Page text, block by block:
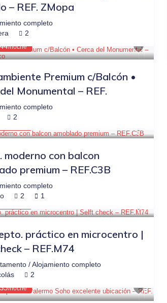
– REF. ZMopa
completo
2
$58
/noche
Premium c/Balcón •
Monumental – REF.
completo
2
$45 -24%
moderno con balcon
premium – REF.C3B
completo
2 1
$43 -23%
práctico en microcentro |
– REF.M74
/Alojamiento completo
2
$44 -20%
/noche